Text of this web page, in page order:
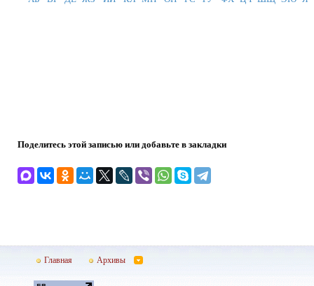
Поделитесь этой записью или добавьте в закладки
Главная Архивы